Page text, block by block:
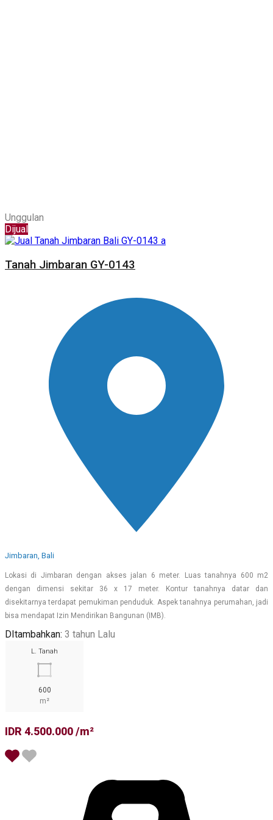
Unggulan
Dijual
Tanah Jimbaran GY-0143
Jimbaran, Bali
Lokasi di Jimbaran dengan akses jalan 6 meter. Luas tanahnya 600 m2
dengan dimensi sekitar 36 x 17 meter. Kontur tanahnya datar dan
disekitarnya terdapat pemukiman penduduk. Aspek tanahnya perumahan, jadi
bisa mendapat Izin Mendirikan Bangunan (IMB).
DItambahkan: 3 tahun Lalu
L. Tanah
600
m²
IDR 4.500.000 /m²